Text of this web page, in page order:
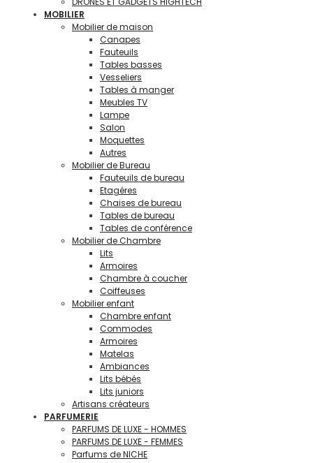
MOBILIER
Mobilier de maison
Canapes
Fauteuils
Tables basses
Vesseliers
Tables à manger
Meubles TV
Lampe
Salon
Moquettes
Autres
Mobilier de Bureau
Fauteuils de bureau
Etagéres
Chaises de bureau
Tables de bureau
Tables de conférence
Mobilier de Chambre
Lits
Armoires
Chambre à coucher
Coiffeuses
Mobilier enfant
Chambre enfant
Commodes
Armoires
Matelas
Ambiances
Lits bébés
Lits juniors
Artisans créateurs
PARFUMERIE
PARFUMS DE LUXE - HOMMES
PARFUMS DE LUXE - FEMMES
Parfums de NICHE